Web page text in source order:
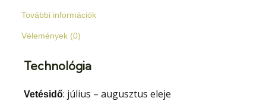
További információk
Vélemények (0)
Technológia
Vetésidő: július – augusztus eleje